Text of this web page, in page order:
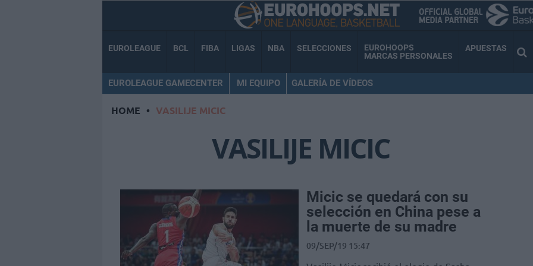
EUROLEAGUE BCL FIBA LIGAS NBA SELECCIONES
EUROHOOPS
MARCAS PERSONALES
APUESTAS
EUROLEAGUE GAMECENTER MI EQUIPO GALERÍA DE VÍDEOS
HOME • VASILIJE MICIC
VASILIJE MICIC
Micic se quedará con su
selección en China pese a
la muerte de su madre
09/SEP/19 15:47